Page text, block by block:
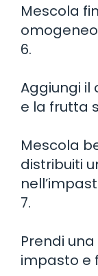
Mescola
6.
Aggiungi il
e la frutta
Mescola
distribuiti
7.
Prendi
impasto e